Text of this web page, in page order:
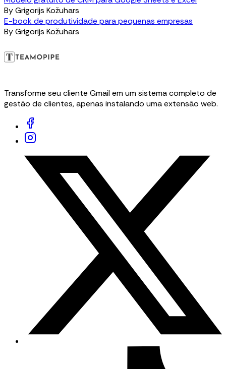
ByGrigorijs Kožuhars
E-book de produtividade para pequenas empresas
ByGrigorijs Kožuhars
Transforme seu cliente Gmail em um sistema completo de
gestão de clientes, apenas instalando uma extensão web.